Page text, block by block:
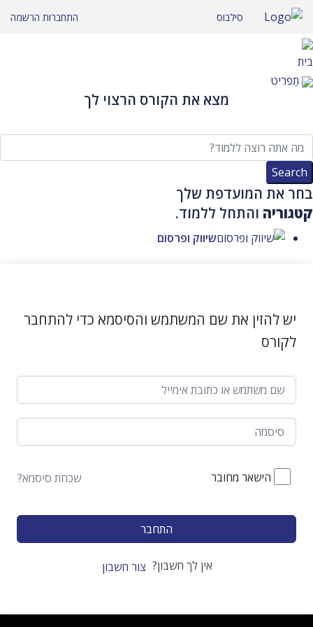
דלג לתוכן
סילבוס התחברות הרשמה
בית
תַפרִיט
מצא את הקורס הרצוי לך
בחר את המועדפת שלך
קטגוריה והתחל ללמוד.
שיווק ופרסום
יש להזין את שם המשתמש והסיסמא כדי להתחבר
לקורס
הישאר מחובר שכחת סיסמא?
התחבר
אין לך חשבון? צור חשבון